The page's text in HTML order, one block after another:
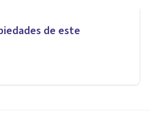
de este